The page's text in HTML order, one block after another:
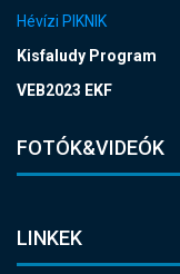
Hévízi PIKNIK
Kisfaludy Program
VEB2023 EKF
FOTÓK&VIDEÓK
LINKEK